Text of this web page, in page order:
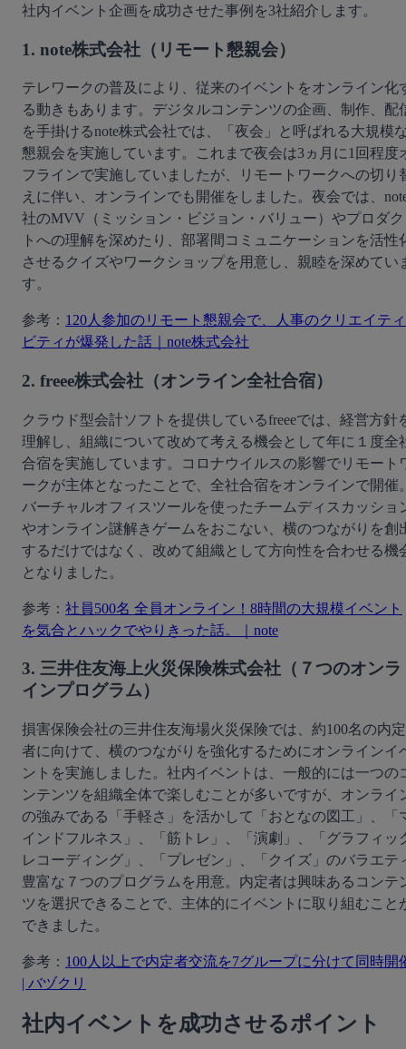
社内イベント企画を成功させた事例を3社紹介します。
1. note株式会社（リモート懇親会）
テレワークの普及により、従来のイベントをオンライン化
る動きもあります。デジタルコンテンツの企画、制作、配
を手掛けるnote株式会社では、「夜会」と呼ばれる大規模
懇親会を実施しています。これまで夜会は3ヵ月に1回程度
フラインで実施していましたが、リモートワークへの切り
えに伴い、オンラインでも開催をしました。夜会では、
社のMVV（ミッション・ビジョン・バリュー）やプロダク
トへの理解を深めたり、部署間コミュニケーションを活性
させるクイズやワークショップを用意し、親睦を深めてい
す。
参考： 120人参加のリモート懇親会で、人事のクリエイティ
ビティが爆発した話｜note株式会社
2. freee株式会社（オンライン全社合宿）
クラウド型会計ソフトを提供しているfreeeでは、経営方針
理解し、組織について改めて考える機会として年に１度全
合宿を実施しています。コロナウイルスの影響でリモート
ークが主体となったことで、全社合宿をオンラインで開催
バーチャルオフィスツールを使ったチームディスカッショ
やオンライン謎解きゲームをおこない、横のつながりを創
するだけではなく、改めて組織として方向性を合わせる機
となりました。
参考： 社員500名 全員オンライン！8時間の大規模イベント
を気合とハックでやりきった話。｜note
3. 三井住友海上火災保険株式会社（７つのオンラ
インプログラム）
損害保険会社の三井住友海場火災保険では、約100名の内定
者に向けて、横のつながりを強化するためにオンラインイ
ントを実施しました。社内イベントは、一般的には一つの
ンテンツを組織全体で楽しむことが多いですが、オンライ
の強みである「手軽さ」を活かして「おとなの図工」、「
インドフルネス」、「筋トレ」、「演劇」、「グラフィッ
レコーディング」、「プレゼン」、「クイズ」のバラエテ
豊富な７つのプログラムを用意。内定者は興味あるコンテ
ツを選択できることで、主体的にイベントに取り組むこと
できました。
参考： 100人以上で内定者交流を7グループに分けて同時開
| バヅクリ
社内イベントを成功させるポイント